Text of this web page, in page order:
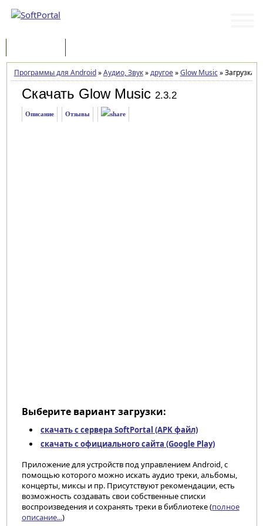
Программы для Android»Аудио, Звук»другое»Glow Music»Загрузка
Скачать Glow Music 2.3.2
Описание Отзывы
Выберите вариант загрузки:
скачать с сервера SoftPortal (APK файл)
скачать с официального сайта (Google Play)
Приложение для устройств под управлением Android, с
помощью которого можно искать аудио треки, альбомы,
концерты, миксы и пр. Присутствуют рекомендации, есть
возможность создавать свои собственные списки
воспроизведения и сохранять треки в библиотеке (полное
описание...)